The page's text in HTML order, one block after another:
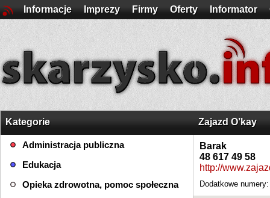
Informacje Imprezy Firmy Oferty Informator
Kategorie
Administracja publiczna
Edukacja
Opieka zdrowotna, pomoc społeczna
Zajazd O’kay
Barak
48 617 49 58
http://
Dodatkowe